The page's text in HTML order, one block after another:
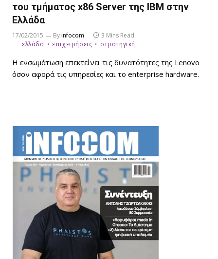
του τμήματος x86 Server της IBM στην
Ελλάδα
17/02/2015 Byinfocom
3 Mins Read
ελλάδα
επιχειρήσεις στρατηγική
Η ενσωμάτωση επεκτείνει τις δυνατότητες της Lenovo
όσον αφορά τις υπηρεσίες και το enterprise hardware.